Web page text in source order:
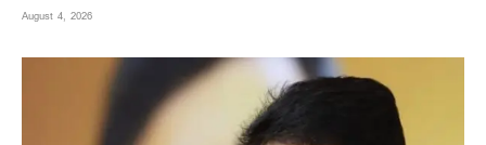
August 4, 2026